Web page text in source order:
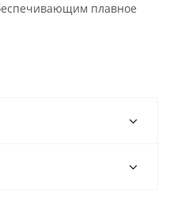
плавное